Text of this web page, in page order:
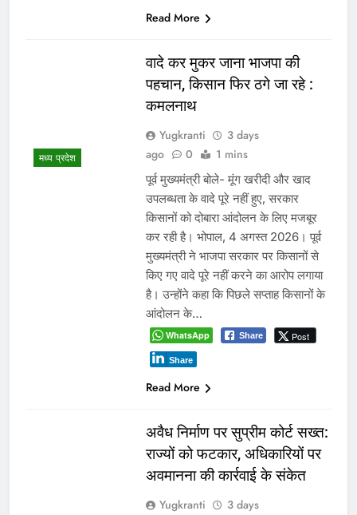
Read More
मध्य प्रदेश
वादे कर मुकर जाना भाजपा की
पहचान, किसान फिर ठगे जा रहे :
कमलनाथ
Yugkranti
3 days
ago
0 1 mins
पूर्व मुख्यमंत्री बोले- मूंग खरीदी और खाद
उपलब्धता के वादे पूरे नहीं हुए, सरकार
किसानों को दोबारा आंदोलन के लिए मजबूर
कर रही है। भोपाल, 4 अगस्त 2026। पूर्व
मुख्यमंत्री ने भाजपा सरकार पर किसानों से
किए गए वादे पूरे नहीं करने का आरोप लगाया
है। उन्होंने कहा कि पिछले सप्ताह किसानों के
आंदोलन के…
WhatsApp Share Post
Share
Read More
अवैध निर्माण पर सुप्रीम कोर्ट सख्त:
राज्यों को फटकार, अधिकारियों पर
अवमानना की कार्रवाई के संकेत
Yugkranti
3 days